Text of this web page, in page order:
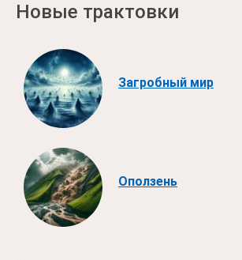
Новые трактовки
Загробный мир
Оползень